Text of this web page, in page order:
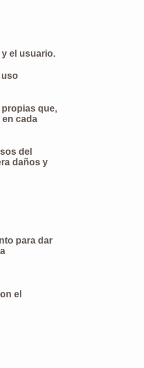
el usuario.
uso
que,
cada
del
daños y
para dar
el